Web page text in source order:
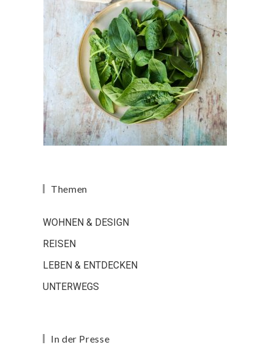
Themen
WOHNEN & DESIGN
REISEN
LEBEN & ENTDECKEN
UNTERWEGS
In der Presse